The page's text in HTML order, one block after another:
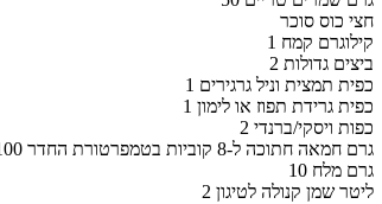
חצי כוס סוכר
1 קילוגרם קמח
2 ביצים גדולות
1 כפית תמצית וניל גרגירים
1 כפית גרידת תפוז או לימון
2 כפות ויסקי/ברנדי
100 גרם חמאה חתוכה ל-8 קוביות בטמפרטורת החדר
10 גרם מלח
2 ליטר שמן קנולה לטיגון